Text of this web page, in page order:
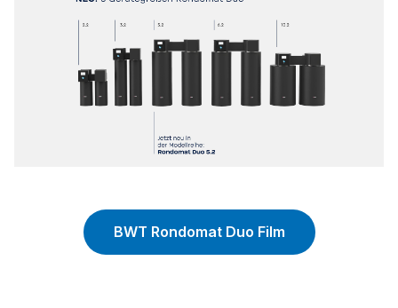
BWT Rondomat Duo Film